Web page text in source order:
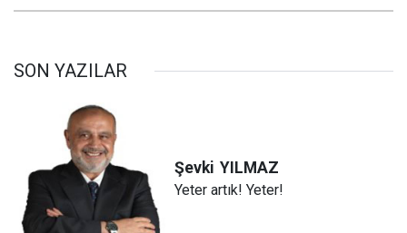
SON YAZILAR
Şevki YILMAZ
Yeter artık! Yeter!